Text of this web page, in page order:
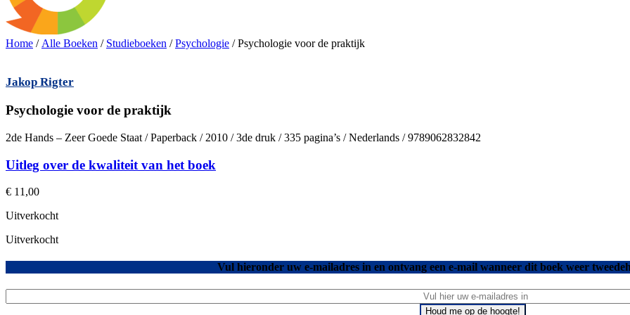
Home / Alle Boeken / Studieboeken /Psychologie / Psychologie voor de praktijk
Jakop Rigter
Psychologie voor de praktijk
2de Hands – Zeer Goede Staat / Paperback / 2010 / 3de druk / 335 pagina’s / Nederlands / 9789062832842
Uitleg over de kwaliteit van het boek
€ 11,00
Uitverkocht
Uitverkocht
Vul hieronder uw e-mailadres in en ontvang een e-mail wanneer dit boek weer
Houd me op de hoogte!